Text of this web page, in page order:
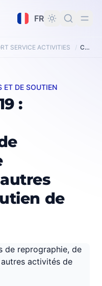
FR
SERVICE ACTIVITIES / CAEN Code 8219: Photocopying, document preparation and other specialised office support activities
reprographie, de
ET DE SOUTIEN
:
de